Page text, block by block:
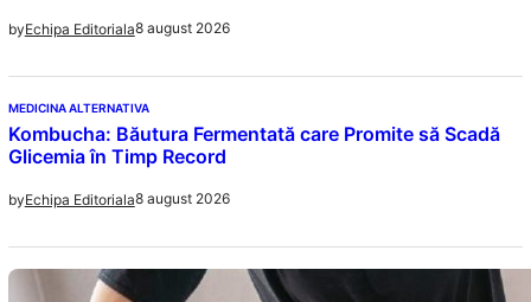
byEchipa Editoriala8 august 2026
MEDICINA ALTERNATIVA
Kombucha: Băutura Fermentată care Promite să Scadă
Glicemia în Timp Record
byEchipa Editoriala8 august 2026